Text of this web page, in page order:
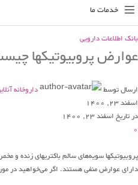
خدمات ما
بانک اطلاعات دارویی
عوارض پروبیوتیکها
ارسال توسط
داروخانه
اسفند 23, 1400
در تاریخ اسفند 23, 1400
0
پروبیوتیکها سویه‌های سالم باکتریهای زنده و
دارای عوارض منفی هستند. اگر می‌خواهید در مورد